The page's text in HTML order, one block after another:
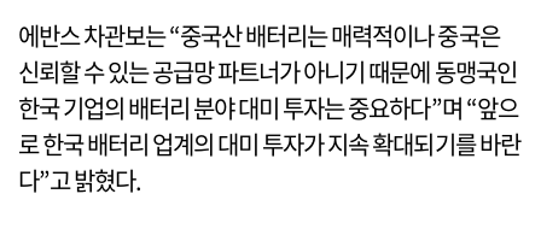
에반스 차관보는 “중국산 배터리는 매력적이나 중국은
신뢰할 수 있는 공급망 파트너가 아니기 때문에 동맹국인
한국 기업의 배터리 분야 대미 투자는 중요하다”며 “앞으
로 한국 배터리 업계의 대미 투자가 지속 확대되기를 바란
다”고 밝혔다.